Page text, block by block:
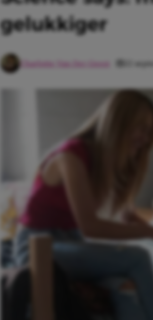
gelukkiger
Charlotte Van Der Geest